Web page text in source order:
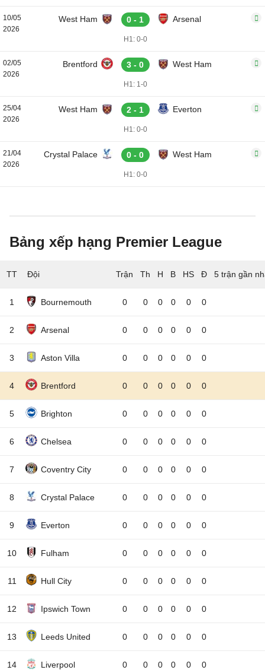
10/05
2026
West Ham 0 - 1 Arsenal
H1: 0-0
02/05
2026
Brentford 3 - 0 West Ham
H1: 1-0
25/04
2026
West Ham 2 - 1 Everton
H1: 0-0
21/04
2026
Crystal Palace 0 - 0 West Ham
H1: 0-0
Bảng xếp hạng Premier League
TT Đội 5 trận gần
1 Bournemouth 0 0 0 0 0 0
2 Arsenal 0 0 0 0 0 0
3 Aston Villa 0 0 0 0 0 0
4 Brentford 0 0 0 0 0 0
5 Brighton 0 0 0 0 0 0
6 Chelsea 0 0 0 0 0 0
7 Coventry City 0 0 0 0 0 0
8 Crystal Palace 0 0 0 0 0 0
9 Everton 0 0 0 0 0 0
10 Fulham 0 0 0 0 0 0
11 Hull City 0 0 0 0 0 0
12 Ipswich Town 0 0 0 0 0 0
13 Leeds United 0 0 0 0 0 0
14 Liverpool 0 0 0 0 0 0